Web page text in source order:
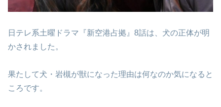
日テレ系土曜ドラマ『新空港占拠』8話は、犬の正体が明
かされました。
果たして犬・岩槻が獣になった理由は何なのか気になると
ころです。